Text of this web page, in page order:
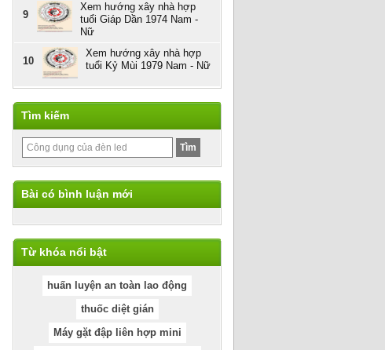
9
Xem hướng xây nhà hợp
tuổi Giáp Dần 1974 Nam -
Nữ
10
Xem hướng xây nhà hợp
tuổi Kỷ Mùi 1979 Nam - Nữ
Tìm kiếm
Bài có bình luận mới
Từ khóa nổi bật
huấn luyện an toàn lao động
thuốc diệt gián
Máy gặt đập liên hợp mini